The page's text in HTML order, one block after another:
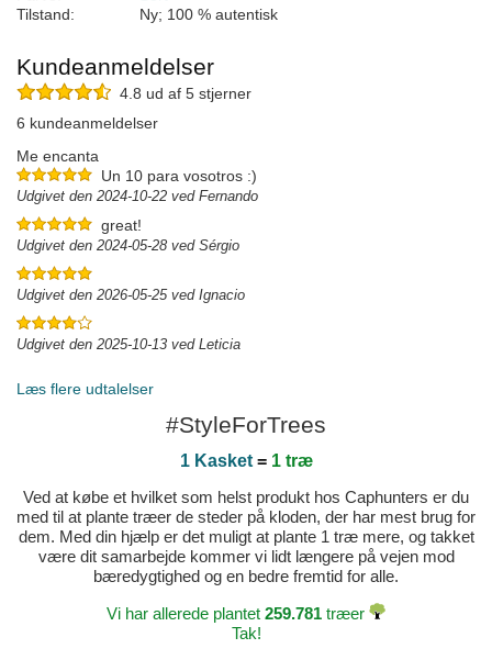
Tilstand:
Ny; 100 % autentisk
Kundeanmeldelser
4.8 ud af 5 stjerner
6 kundeanmeldelser
Me encanta
Un 10 para vosotros :)
Udgivet den 2024-10-22 ved Fernando
great!
Udgivet den 2024-05-28 ved Sérgio
Udgivet den 2026-05-25 ved Ignacio
Udgivet den 2025-10-13 ved Leticia
Læs flere udtalelser
#StyleForTrees
1 Kasket= 1 træ
Ved at købe et hvilket som helst produkt hos Caphunters er du
med til at plante træer de steder på kloden, der har mest brug for
dem. Med din hjælp er det muligt at plante 1 træ mere, og takket
være dit samarbejde kommer vi lidt længere på vejen mod
bæredygtighed og en bedre fremtid for alle.
Vi har allerede plantet 259.781 træer
Tak!